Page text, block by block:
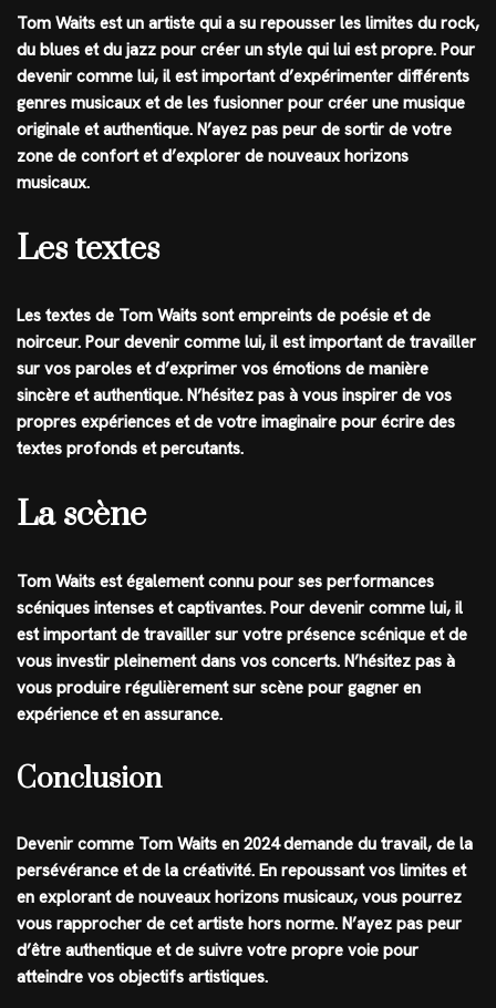
Tom Waits est un artiste qui a su repousser les limites du rock,
du blues et du jazz pour créer un style qui lui est propre. Pour
devenir comme lui, il est important d’expérimenter différents
genres musicaux et de les fusionner pour créer une musique
originale et authentique. N’ayez pas peur de sortir de votre
zone de confort et d’explorer de nouveaux horizons
musicaux.
Les textes
Les textes de Tom Waits sont empreints de poésie et de
noirceur. Pour devenir comme lui, il est important de travailler
sur vos paroles et d’exprimer vos émotions de manière
sincère et authentique. N’hésitez pas à vous inspirer de vos
propres expériences et de votre imaginaire pour écrire des
textes profonds et percutants.
La scène
Tom Waits est également connu pour ses performances
scéniques intenses et captivantes. Pour devenir comme lui, il
est important de travailler sur votre présence scénique et de
vous investir pleinement dans vos concerts. N’hésitez pas à
vous produire régulièrement sur scène pour gagner en
expérience et en assurance.
Conclusion
Devenir comme Tom Waits en 2024 demande du travail, de la
persévérance et de la créativité. En repoussant vos limites et
en explorant de nouveaux horizons musicaux, vous pourrez
vous rapprocher de cet artiste hors norme. N’ayez pas peur
d’être authentique et de suivre votre propre voie pour
atteindre vos objectifs artistiques.